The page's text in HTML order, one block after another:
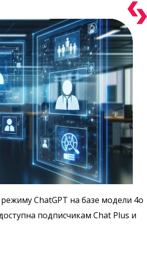
ChatGPT на базе модели 4o
подписчикам Chat Plus и